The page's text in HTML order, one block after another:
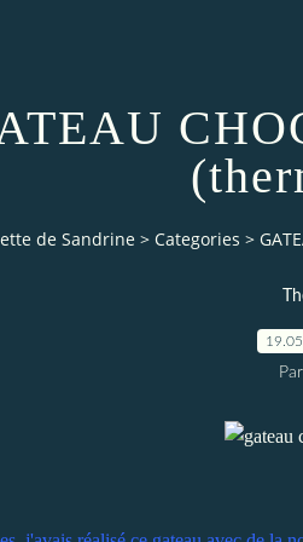
de Sandrine > Categories >